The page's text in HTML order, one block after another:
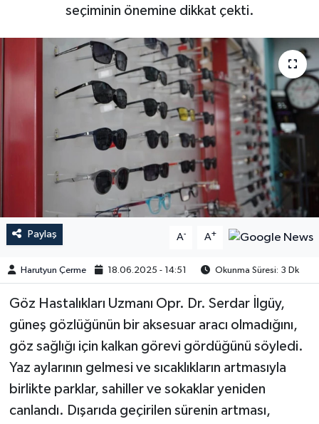
seçiminin önemine dikkat çekti.
Paylaş A- A+
Harutyun Çerme 18.06.2025 - 14:51 Okunma Süresi: 3 Dk
Göz Hastalıkları Uzmanı Opr. Dr. Serdar İlgüy,
güneş gözlüğünün bir aksesuar aracı olmadığını,
göz sağlığı için kalkan görevi gördüğünü söyledi.
Yaz aylarının gelmesi ve sıcaklıkların artmasıyla
birlikte parklar, sahiller ve sokaklar yeniden
canlandı. Dışarıda geçirilen sürenin artması,